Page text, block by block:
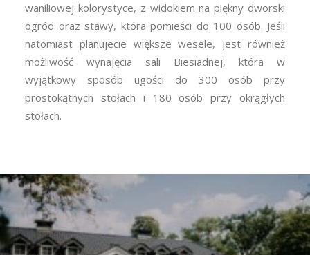
waniliowej kolorystyce, z widokiem na piękny dworski
ogród oraz stawy, która pomieści do 100 osób. Jeśli
natomiast planujecie większe wesele, jest również
możliwość wynajęcia sali Biesiadnej, która w
wyjątkowy sposób ugości do 300 osób przy
prostokątnych stołach i 180 osób przy okrągłych
stołach.